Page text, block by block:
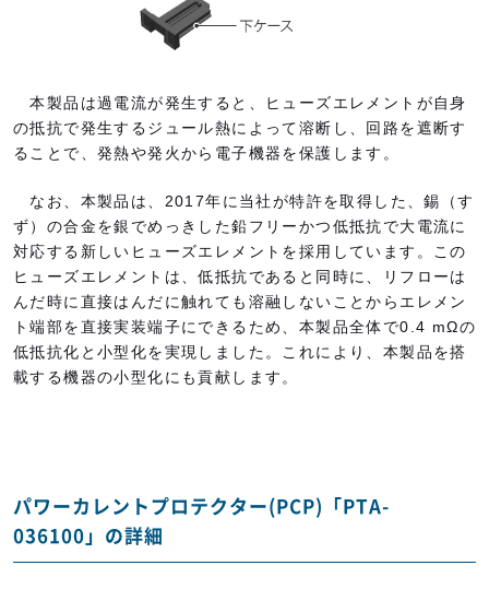
本製品は過電流が発生すると、ヒューズエレメントが自身
の抵抗で発生するジュール熱によって溶断し、回路を遮断す
ることで、発熱や発火から電子機器を保護します。
なお、本製品は、2017年に当社が特許を取得した、錫（す
ず）の合金を銀でめっきした鉛フリーかつ低抵抗で大電流に
対応する新しいヒューズエレメントを採用しています。この
ヒューズエレメントは、低抵抗であると同時に、リフローは
んだ時に直接はんだに触れても溶融しないことからエレメン
ト端部を直接実装端子にできるため、本製品全体で0.4 mΩの
低抵抗化と小型化を実現しました。これにより、本製品を搭
載する機器の小型化にも貢献します。
パワーカレントプロテクター(PCP)「PTA-
036100」の詳細